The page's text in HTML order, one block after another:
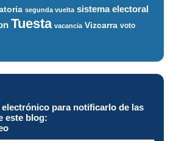
segunda vuelta sistema electoral
Tuesta vacancia Vizcarra voto
para notificarlo de las
este blog: